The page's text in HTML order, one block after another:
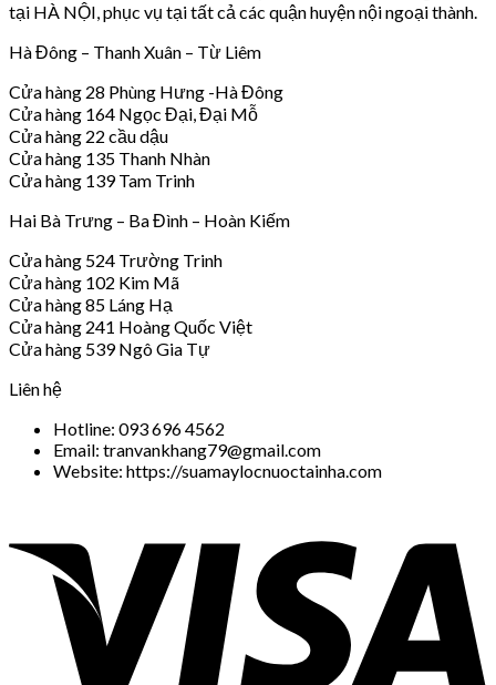
tại HÀ NỘI, phục vụ tại tất cả các quận huyện nội ngoại thành.
Hà Đông – Thanh Xuân – Từ Liêm
Cửa hàng 28 Phùng Hưng -Hà Đông
Cửa hàng 164 Ngọc Đại, Đại Mỗ
Cửa hàng 22 cầu dậu
Cửa hàng 135 Thanh Nhàn
Cửa hàng 139 Tam Trinh
Hai Bà Trưng – Ba Đình – Hoàn Kiếm
Cửa hàng 524 Trường Trinh
Cửa hàng 102 Kim Mã
Cửa hàng 85 Láng Hạ
Cửa hàng 241 Hoàng Quốc Việt
Cửa hàng 539 Ngô Gia Tự
Liên hệ
Hotline: 093 696 4562
Email: tranvankhang79@gmail.com
Website: https://suamaylocnuoctainha.com